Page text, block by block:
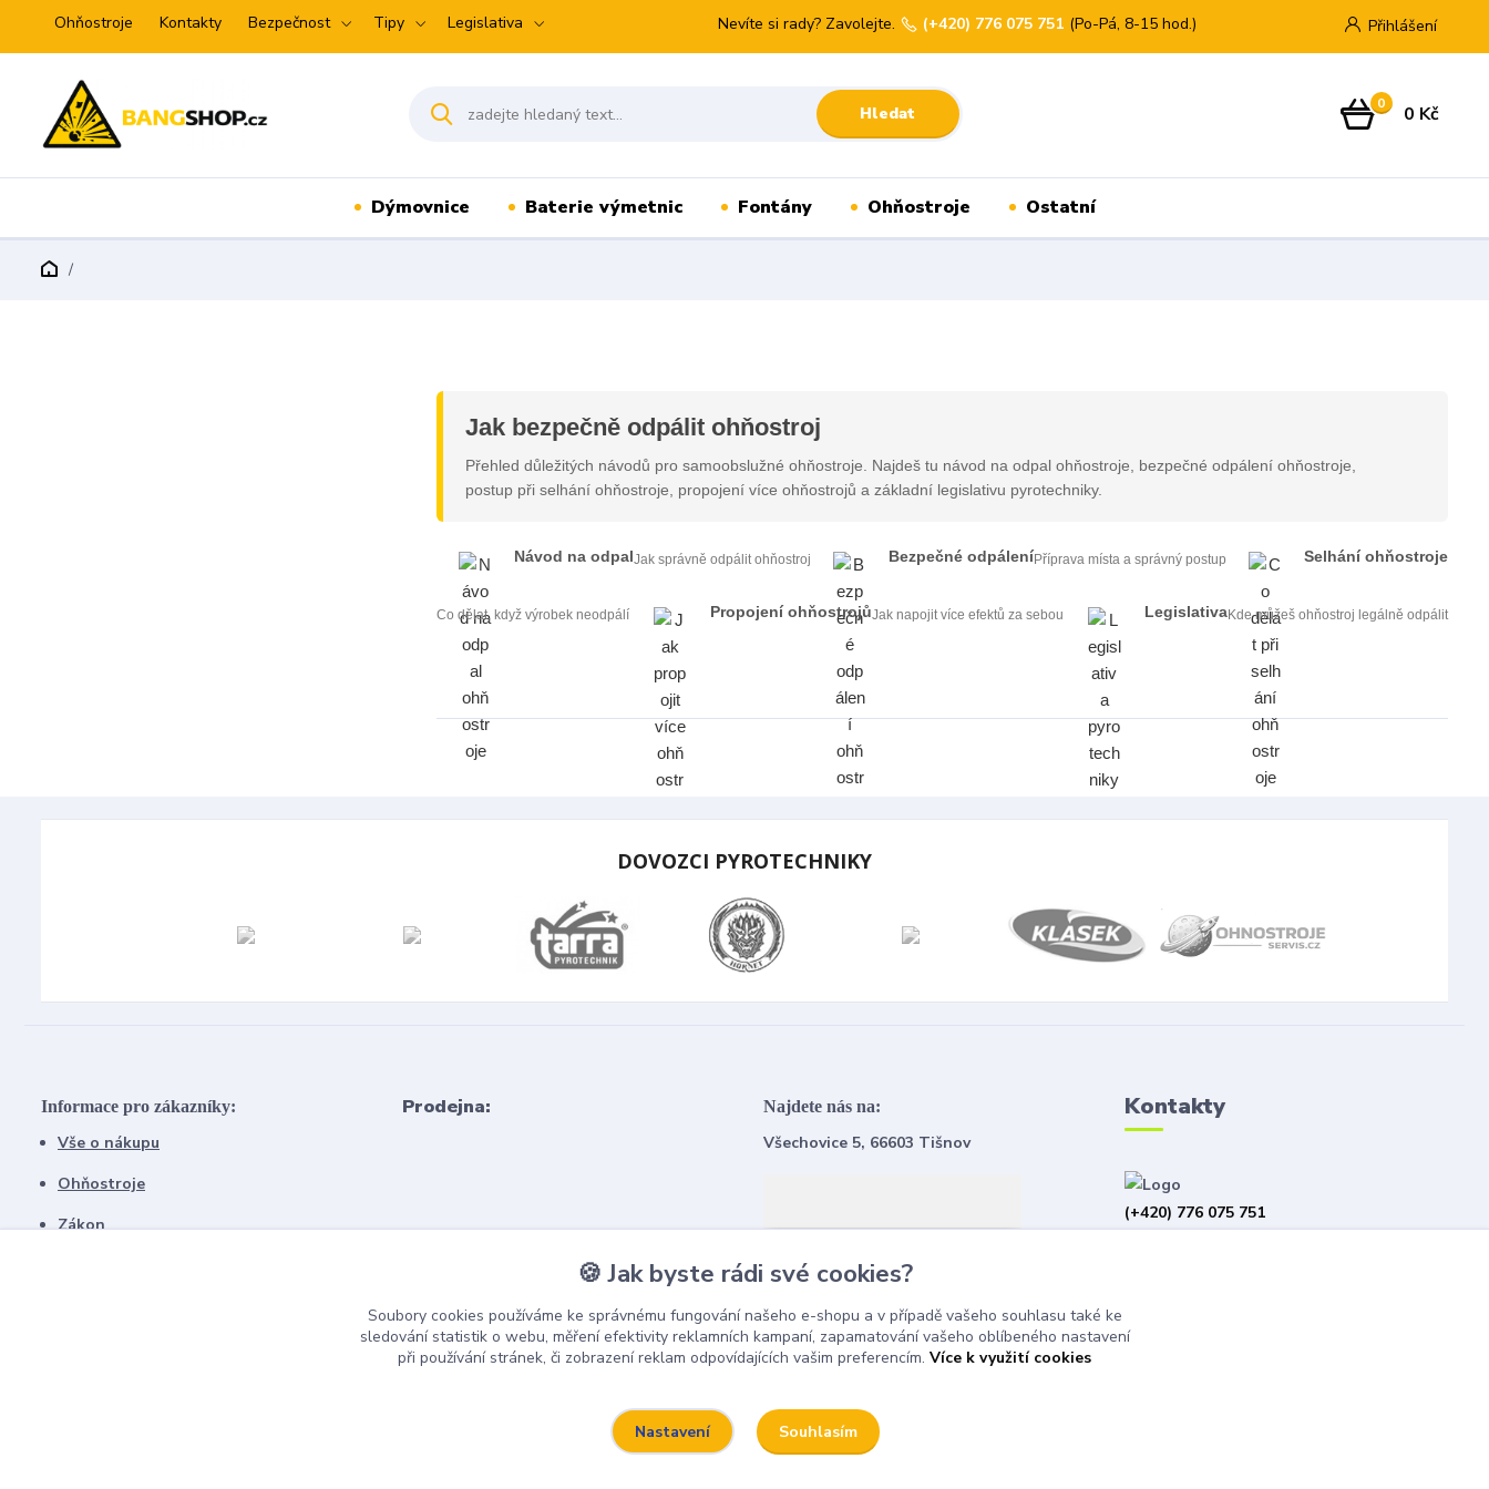
Ohňostroje Kontakty Bezpečnost Tipy Legislativa Přihlášení
Hledat
Nevíte si rady? Zavolejte. (+420) 776 075 751 (Po-Pá, 8-15 hod.)
0 0 Kč
Dýmovnice Baterie výmetnic Fontány Ohňostroje Ostatní
Jak bezpečně odpálit ohňostroj
Přehled důležitých návodů pro samoobslužné ohňostroje. Najdeš tu návod na odpal ohňostroje, bezpečné odpálení ohňostroje,
postup při selhání ohňostroje, propojení více ohňostrojů a základní legislativu pyrotechniky.
Návod na odpalJak správně odpálit ohňostroj Bezpečné odpáleníPříprava místa a správný postup Selhání ohňostroje
Co dělat, když výrobek neodpálí Propojení ohňostrojůJak napojit více efektů za sebou LegislativaKde můžeš ohňostroj legálně odpálit
DOVOZCI PYROTECHNIKY
Informace pro zákazníky:
Vše o nákupu
Ohňostroje
Zákon
Prodejna:
Najdete nás na:
Všechovice 5, 66603 Tišnov
Kontakty
(+420) 776 075 751
(Po-Pá, 8-15 hod.)
🍪 Jak byste rádi své cookies?
Soubory cookies používáme ke správnému fungování našeho e-shopu a v případě vašeho souhlasu také ke
sledování statistik o webu, měření efektivity reklamních kampaní, zapamatování vašeho oblíbeného nastavení
při používání stránek, či zobrazení reklam odpovídajících vašim preferencím. Více k využití cookies
Nastavení Souhlasím